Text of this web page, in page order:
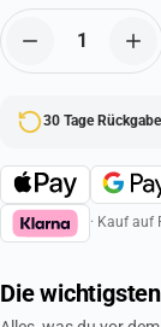
30 Tage Rückgabe
· Kauf auf
Die